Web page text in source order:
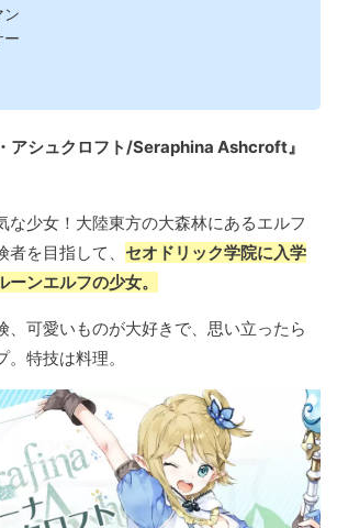
ン
ー
アシュクロフト/Seraphina Ashcroft』
な少女！大陸東方の大森林にあるエルフ
を目指して、 セオドリック学院に入学
ンエルフの少女。
、可愛いものが大好きで、思い立ったら
特技は料理。